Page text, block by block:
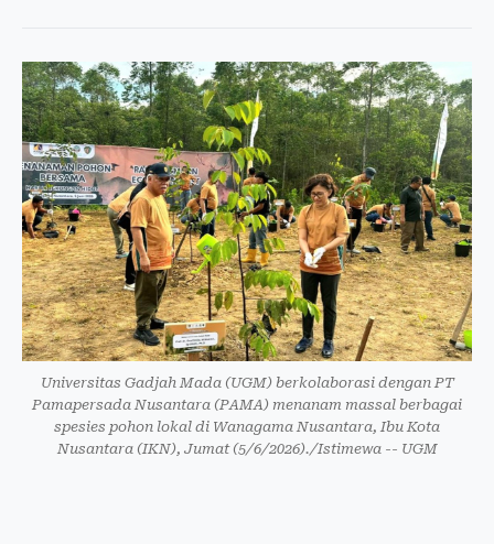
Universitas Gadjah Mada (UGM) berkolaborasi dengan PT
Pamapersada Nusantara (PAMA) menanam massal berbagai
spesies pohon lokal di Wanagama Nusantara, Ibu Kota
Nusantara (IKN), Jumat (5/6/2026)./Istimewa -- UGM